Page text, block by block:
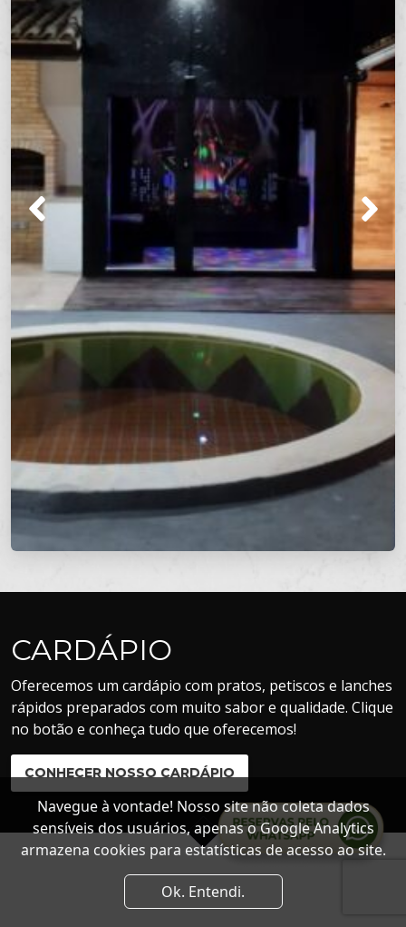
CARDÁPIO
Oferecemos um cardápio com pratos, petiscos e lanches
rápidos preparados com muito sabor e qualidade. Clique
no botão e conheça tudo que oferecemos!
CONHECER NOSSO CARDÁPIO
Navegue à vontade! Nosso site não coleta dados
sensíveis dos usuários, apenas o Google Analytics
armazena cookies para estatísticas de acesso ao site.
Ok. Entendi.